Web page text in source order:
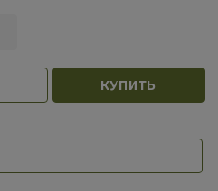
КУПИТЬ